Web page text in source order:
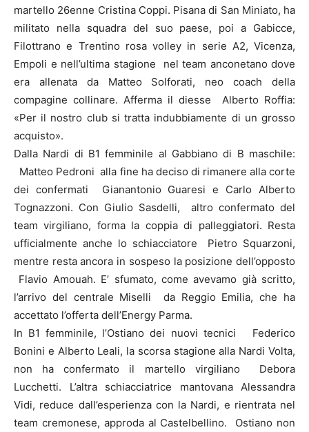
martello 26enne Cristina Coppi. Pisana di San Miniato, ha
militato nella squadra del suo paese, poi a Gabicce,
Filottrano e Trentino rosa volley in serie A2, Vicenza,
Empoli e nell’ultima stagione nel team anconetano dove
era allenata da Matteo Solforati, neo coach della
compagine collinare. Afferma il diesse Alberto Roffia:
«Per il nostro club si tratta indubbiamente di un grosso
acquisto».
Dalla Nardi di B1 femminile al Gabbiano di B maschile:
Matteo Pedroni alla fine ha deciso di rimanere alla corte
dei confermati Gianantonio Guaresi e Carlo Alberto
Tognazzoni. Con Giulio Sasdelli, altro confermato del
team virgiliano, forma la coppia di palleggiatori. Resta
ufficialmente anche lo schiacciatore Pietro Squarzoni,
mentre resta ancora in sospeso la posizione dell’opposto
Flavio Amouah. E’ sfumato, come avevamo già scritto,
l’arrivo del centrale Miselli da Reggio Emilia, che ha
accettato l’offerta dell’Energy Parma.
In B1 femminile, l’Ostiano dei nuovi tecnici Federico
Bonini e Alberto Leali, la scorsa stagione alla Nardi Volta,
non ha confermato il martello virgiliano Debora
Lucchetti. L’altra schiacciatrice mantovana Alessandra
Vidi, reduce dall’esperienza con la Nardi, e rientrata nel
team cremonese, approda al Castelbellino. Ostiano non